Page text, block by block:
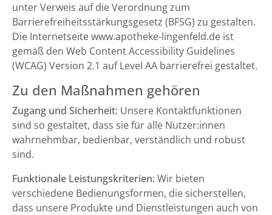
unter Verweis auf die Verordnung zum
Barrierefreiheitsstärkungsgesetz (BFSG) zu gestalten.
Die Internetseite www.apotheke-lingenfeld.de ist
gemäß den Web Content Accessibility Guidelines
(WCAG) Version 2.1 auf Level AA barrierefrei gestaltet.
Zu den Maßnahmen gehören
Zugang und Sicherheit: Unsere Kontaktfunktionen
sind so gestaltet, dass sie für alle Nutzer:innen
wahrnehmbar, bedienbar, verständlich und robust
sind.
Funktionale Leistungskriterien: Wir bieten
verschiedene Bedienungsformen, die sicherstellen,
dass unsere Produkte und Dienstleistungen auch von